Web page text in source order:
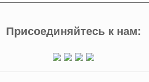
Присоединяйтесь к нам: